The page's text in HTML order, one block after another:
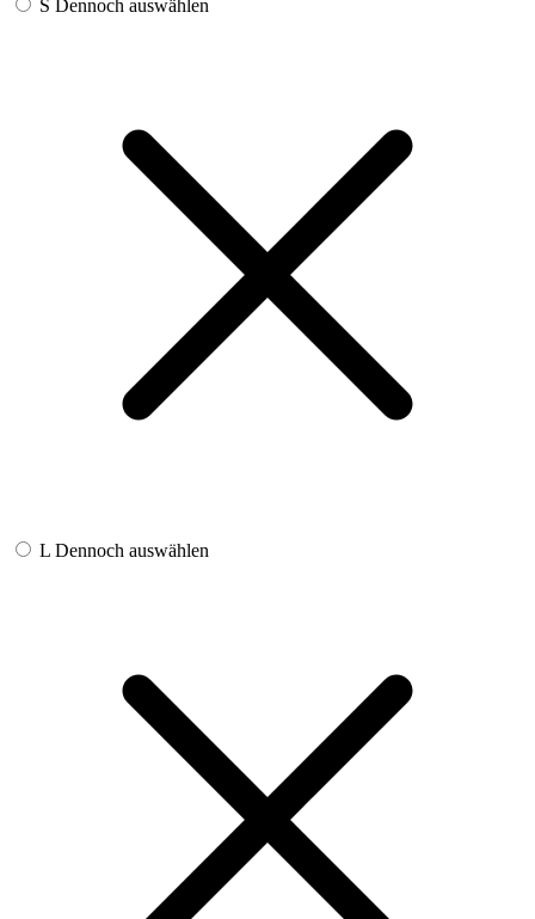
S Dennoch auswählen
L Dennoch auswählen